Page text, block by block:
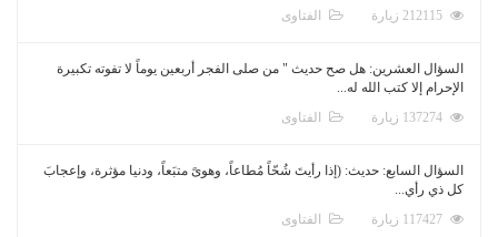
الفتاوى
السؤال العشرين: هل صح حديث " من صلى الفجر أربعين يوماً لا تفوته تكبيرة
الإحرام إلا كتب الله له...
الفتاوى
السؤال السابع: حديث: (إذا رأيتَ شُحّاً مُطاعاً، وهوىً متبَعاً، ودنيا مؤثرة، وإعجابَ
كل ذي رأي...
الفتاوى